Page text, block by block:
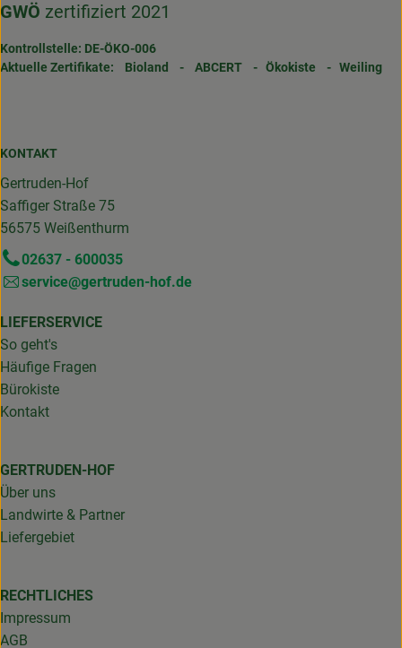
GWÖ zertifiziert 2021
Kontrollstelle: DE-ÖKO-006
Aktuelle Zertifikate: Bioland - ABCERT - Ökokiste - Weiling
KONTAKT
Gertruden-Hof
Saffiger Straße 75
56575 Weißenthurm
02637 - 600035
service@gertruden-hof.de
LIEFERSERVICE
So geht's
Häufige Fragen
Bürokiste
Kontakt
GERTRUDEN-HOF
Über uns
Landwirte & Partner
Liefergebiet
RECHTLICHES
Impressum
AGB